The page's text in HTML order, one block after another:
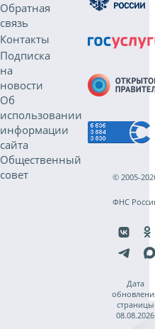
Обратная
связь
Контакты
Подписка
на
новости
Об
использовании
информации
сайта
Общественный
совет
© 2005-
ФНС
Дата
страницы
08.08.2026